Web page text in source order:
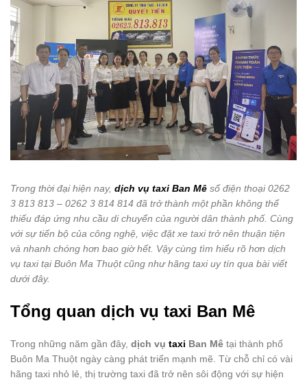
Trong thời đại hiện nay, dịch vụ taxi Ban Mê số điện thoại 0262
3 813 813 – 0262 3 814 814 đã trở thành một phần không thể
thiếu đáp ứng nhu cầu di chuyển của người dân thành phố. Cùng
với sự tiến bộ của công nghệ, việc đặt xe taxi trở nên thuận tiện
và nhanh chóng hơn bao giờ hết. Vậy cùng tìm hiểu rõ hơn dịch
vụ taxi tại Buôn Ma Thuột cũng như hãng taxi uy tín qua bài viết
dưới đây.
Tổng quan dịch vụ taxi Ban Mê
Trong những năm gần đây, dịch vụ taxi Ban Mê tại thành phố
Buôn Ma Thuột ngày càng phát triển mạnh mẽ. Từ chỗ chỉ có vài
hãng taxi nhỏ lẻ, thị trường taxi đã trở nên sôi động với sự hiện